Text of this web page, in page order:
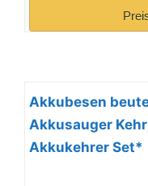
Akkubesen
Akkusauger
Akkukehrer Set*